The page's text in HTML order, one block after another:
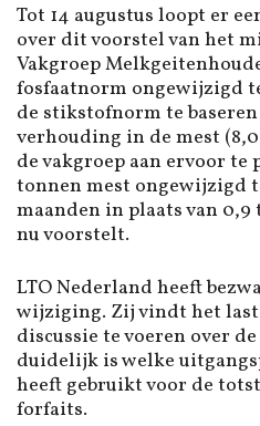
Tot 14 augustus loopt er
over dit voorstel van het
Vakgroep
fosfaatnorm ongewijzigd
de stikstofnorm te
verhouding in de mest
de vakgroep aan ervoor
tonnen mest ongewijzigd
maanden in plaats van
nu voorstelt.
LTO Nederland heeft
wijziging. Zij vindt het
discussie te voeren over
duidelijk is welke
heeft gebruikt voor de
forfaits.